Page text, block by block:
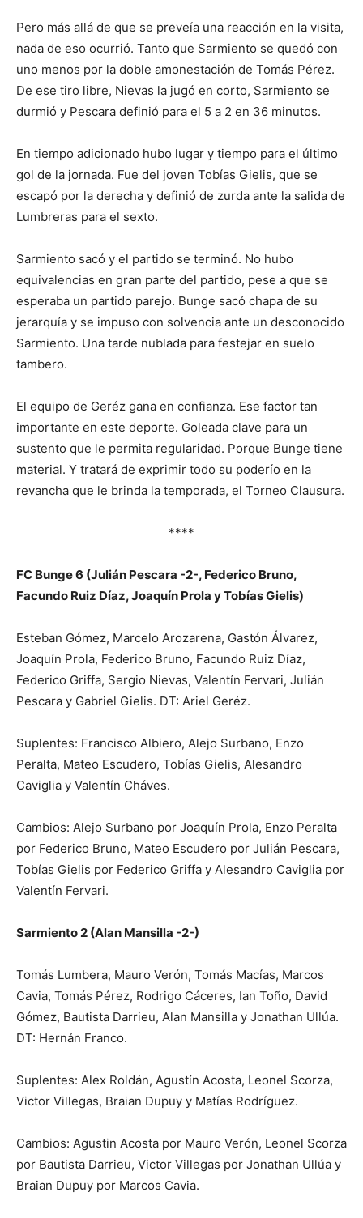
Pero más allá de que se preveía una reacción en la visita,
nada de eso ocurrió. Tanto que Sarmiento se quedó con
uno menos por la doble amonestación de Tomás Pérez.
De ese tiro libre, Nievas la jugó en corto, Sarmiento se
durmió y Pescara definió para el 5 a 2 en 36 minutos.
En tiempo adicionado hubo lugar y tiempo para el último
gol de la jornada. Fue del joven Tobías Gielis, que se
escapó por la derecha y definió de zurda ante la salida de
Lumbreras para el sexto.
Sarmiento sacó y el partido se terminó. No hubo
equivalencias en gran parte del partido, pese a que se
esperaba un partido parejo. Bunge sacó chapa de su
jerarquía y se impuso con solvencia ante un desconocido
Sarmiento. Una tarde nublada para festejar en suelo
tambero.
El equipo de Geréz gana en confianza. Ese factor tan
importante en este deporte. Goleada clave para un
sustento que le permita regularidad. Porque Bunge tiene
material. Y tratará de exprimir todo su poderío en la
revancha que le brinda la temporada, el Torneo Clausura.
****
FC Bunge 6 (Julián Pescara -2-, Federico Bruno,
Facundo Ruiz Díaz, Joaquín Prola y Tobías Gielis)
Esteban Gómez, Marcelo Arozarena, Gastón Álvarez,
Joaquín Prola, Federico Bruno, Facundo Ruiz Díaz,
Federico Griffa, Sergio Nievas, Valentín Fervari, Julián
Pescara y Gabriel Gielis. DT: Ariel Geréz.
Suplentes: Francisco Albiero, Alejo Surbano, Enzo
Peralta, Mateo Escudero, Tobías Gielis, Alesandro
Caviglia y Valentín Cháves.
Cambios: Alejo Surbano por Joaquín Prola, Enzo Peralta
por Federico Bruno, Mateo Escudero por Julián Pescara,
Tobías Gielis por Federico Griffa y Alesandro Caviglia por
Valentín Fervari.
Sarmiento 2 (Alan Mansilla -2-)
Tomás Lumbera, Mauro Verón, Tomás Macías, Marcos
Cavia, Tomás Pérez, Rodrigo Cáceres, Ian Toño, David
Gómez, Bautista Darrieu, Alan Mansilla y Jonathan Ullúa.
DT: Hernán Franco.
Suplentes: Alex Roldán, Agustín Acosta, Leonel Scorza,
Victor Villegas, Braian Dupuy y Matías Rodríguez.
Cambios: Agustin Acosta por Mauro Verón, Leonel Scorza
por Bautista Darrieu, Victor Villegas por Jonathan Ullúa y
Braian Dupuy por Marcos Cavia.